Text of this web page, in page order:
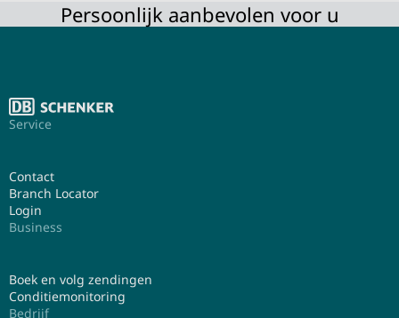
Persoonlijk aanbevolen voor u
Service
Contact
Branch Locator
Login
Business
Boek en volg zendingen
Conditiemonitoring
Bedrijf